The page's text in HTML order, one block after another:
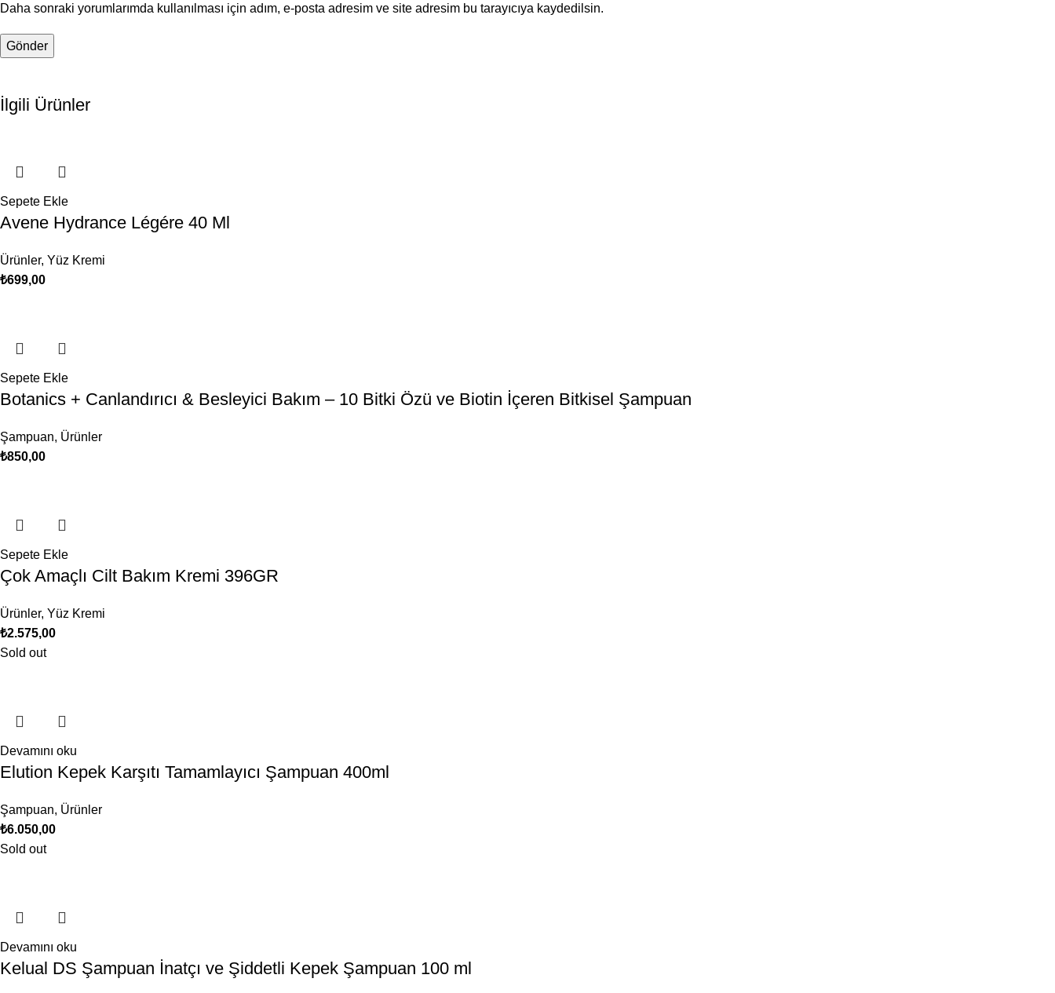
Daha sonraki yorumlarımda kullanılması için adım, e-posta adresim ve site adresim bu tarayıcıya kaydedilsin.
İlgili Ürünler
Sepete Ekle
Avene Hydrance Légére 40 Ml
Ürünler, Yüz Kremi
₺699,00
Sepete Ekle
Botanics + Canlandırıcı & Besleyici Bakım – 10 Bitki Özü ve Biotin İçeren Bitkisel Şampuan
Şampuan, Ürünler
₺850,00
Sepete Ekle
Çok Amaçlı Cilt Bakım Kremi 396GR
Ürünler, Yüz Kremi
₺2.575,00
Sold out
Devamını oku
Elution Kepek Karşıtı Tamamlayıcı Şampuan 400ml
Şampuan, Ürünler
₺6.050,00
Sold out
Devamını oku
Kelual DS Şampuan İnatçı ve Şiddetli Kepek Şampuan 100 ml